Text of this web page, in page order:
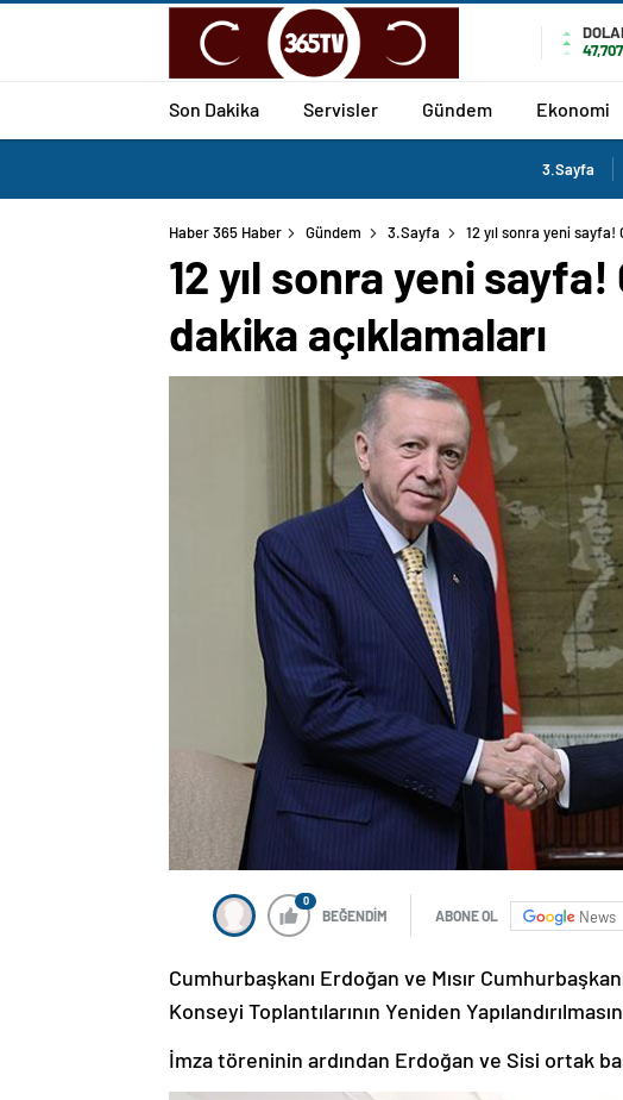
Son Dakika Servisler Gündem Ekonomi
3.Sayfa
Haber 365 Haber Gündem 3.Sayfa 12 yıl sonra yeni sayfa!
12 yıl sonra yeni
dakika açıklamaları
0
BEĞENDİM ABONE OL News
Cumhurbaşkanı Erdoğan ve Mısır
Konseyi Toplantılarının Yeniden
İmza töreninin ardından Erdoğan ve Sisi ortak